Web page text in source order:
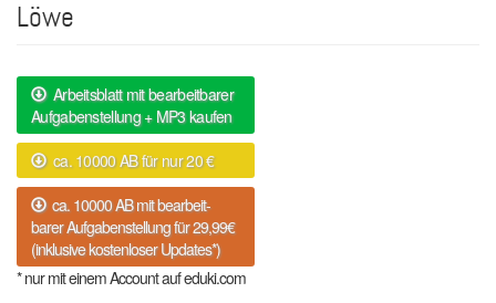
Löwe
Arbeitsblatt mit bearbeitbarer
Aufgabenstellung + MP3 kaufen
ca. 10000 AB für nur 20 €
ca. 10000 AB mit bearbeit-
barer Aufgabenstellung für 29,99€
(inklusive kostenloser Updates*)
* nur mit einem Account auf eduki.com